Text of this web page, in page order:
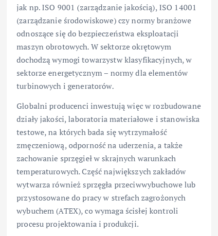
jak np. ISO 9001 (zarządzanie jakością), ISO 14001
(zarządzanie środowiskowe) czy normy branżowe
odnoszące się do bezpieczeństwa eksploatacji
maszyn obrotowych. W sektorze okrętowym
dochodzą wymogi towarzystw klasyfikacyjnych, w
sektorze energetycznym – normy dla elementów
turbinowych i generatorów.
Globalni producenci inwestują więc w rozbudowane
działy jakości, laboratoria materiałowe i stanowiska
testowe, na których bada się wytrzymałość
zmęczeniową, odporność na uderzenia, a także
zachowanie sprzęgieł w skrajnych warunkach
temperaturowych. Część największych zakładów
wytwarza również sprzęgła przeciwwybuchowe lub
przystosowane do pracy w strefach zagrożonych
wybuchem (ATEX), co wymaga ścisłej kontroli
procesu projektowania i produkcji.